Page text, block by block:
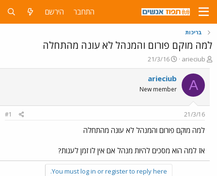
התחבר הירשם
בריכות
למה מוקם פורום והמנהל לא עונה מהתחלה
פ
ו
ת
ח
ה
ו
ש
א
arieciub
פ
ו
ר
ס
ם
ר
21/3/16
A
arieciub
New member
21/3/16
#1
למה מוקם פורום והמנהל לא עונה מהתחלה
אז למה הוא מסכים להיות מנהל אם אין לו זמן לענות?
You must log in or register to reply here.